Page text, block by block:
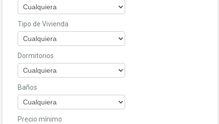
Tipo de Vivienda
Dormitorios
Baños
Precio mínimo